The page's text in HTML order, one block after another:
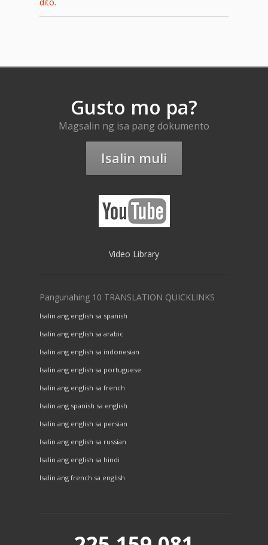
Gusto mo pa?
Magsalin ng isa pang dokumento
Isalin muli
Video Library
Pangunahing 10 TRANSLATION QUICKLINKS
Isalin ang english sa spanish
Isalin ang english sa arabic
Isalin ang english sa indonesian
Isalin ang english sa portuguese
Isalin ang english sa french
Isalin ang spanish sa english
Isalin ang english sa persian
Isalin ang english sa russian
Isalin ang english sa hindi
Isalin ang french sa english